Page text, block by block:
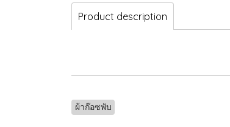
Product description
ผ้าก๊อซพับ